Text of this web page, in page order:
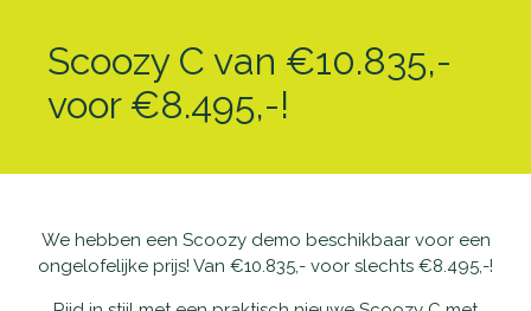
Over ons
Openingstijden
Schadeherstel
Vaste scootmobielen
Nieuws
Scoozy C van €10.835,-
voor €8.495,-!
We hebben een Scoozy demo beschikbaar voor een
ongelofelijke prijs! Van €10.835,- voor slechts €8.495,-!